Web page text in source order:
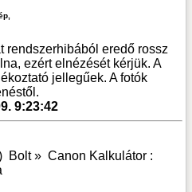
rendszerhibából eredő rossz
ezért elnézését kérjük. A
jellegűek. A fotók
9:23:42
Bolt »Canon Kalkulátor :